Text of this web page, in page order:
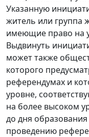
Указанную
житель или группа
имеющие право на
Выдвинуть
может также
которого
референдумах и
уровне,
на более высоком
до дня
проведению